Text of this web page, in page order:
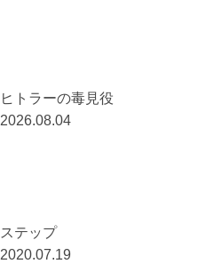
ヒトラーの毒見役
2026.08.04
ステップ
2020.07.19